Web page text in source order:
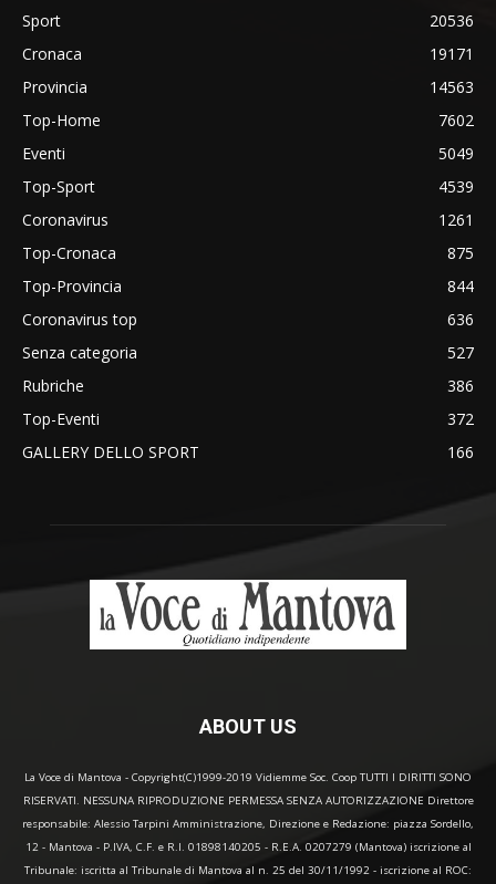
Sport
20536
Cronaca
19171
Provincia
14563
Top-Home
7602
Eventi
5049
Top-Sport
4539
Coronavirus
1261
Top-Cronaca
875
Top-Provincia
844
Coronavirus top
636
Senza categoria
527
Rubriche
386
Top-Eventi
372
GALLERY DELLO SPORT
166
ABOUT US
La Voce di Mantova - Copyright(C)1999-2019 Vidiemme Soc. Coop TUTTI I DIRITTI SONO
RISERVATI. NESSUNA RIPRODUZIONE PERMESSA SENZA AUTORIZZAZIONE Direttore
responsabile: Alessio Tarpini Amministrazione, Direzione e Redazione: piazza Sordello,
12 - Mantova - P.IVA, C.F. e R.I. 01898140205 - R.E.A. 0207279 (Mantova) iscrizione al
Tribunale: iscritta al Tribunale di Mantova al n. 25 del 30/11/1992 - iscrizione al ROC: